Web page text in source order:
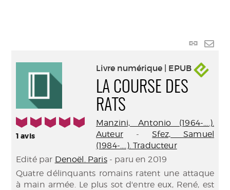
Lien
5/5
1avis
Livre numérique | EPUB
LA COURSE DES
RATS
Manzini, Antonio (1964-....).
Auteur-Sfez, Samuel
(1984-....). Traducteur
Edité par Denoël. Paris- paru en 2019
Quatre délinquants romains ratent une attaque
à main armée. Le plus sot d'entre eux, René, est